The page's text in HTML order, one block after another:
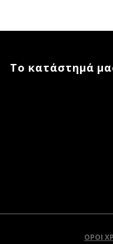
Το κατάστημά
ΌΡΟΙ